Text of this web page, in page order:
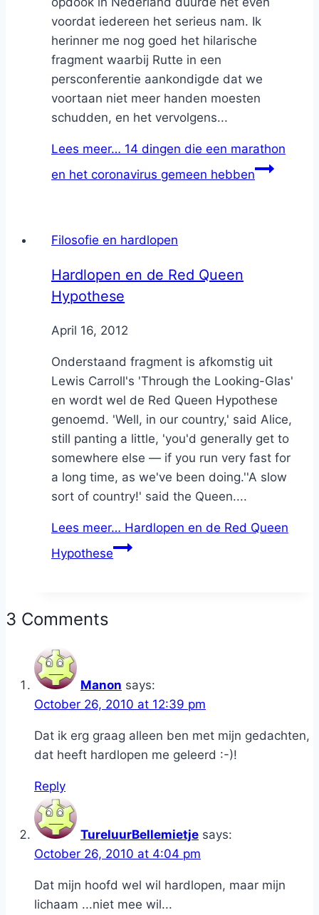
voordat iedereen het serieus nam. Ik
herinner me nog goed het hilarische
fragment waarbij Rutte in een
persconferentie aankondigde dat we
voortaan niet meer handen moesten
schudden, en het vervolgens...
Lees meer… 14 dingen die een marathon
en het coronavirus gemeen hebben
Filosofie en hardlopen
Hardlopen en de Red Queen
Hypothese
ByNicole
April 16, 2012
Onderstaand fragment is afkomstig uit
Lewis Carroll's 'Through the Looking-Glas'
en wordt wel de Red Queen Hypothese
genoemd. 'Well, in our country,' said Alice,
still panting a little, 'you'd generally get to
somewhere else — if you run very fast for
a long time, as we've been doing.''A slow
sort of country!' said the Queen....
Lees meer… Hardlopen en de Red Queen
Hypothese
3 Comments
Manon says:
October 26, 2010 at 12:39 pm
Dat ik erg graag alleen ben met mijn gedachten,
dat heeft hardlopen me geleerd :-)!
Reply
TureluurBellemietje says:
October 26, 2010 at 4:04 pm
Dat mijn hoofd wel wil hardlopen, maar mijn
lichaam ...niet mee wil...